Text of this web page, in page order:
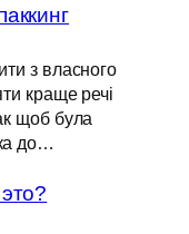
з власного
краще речі
щоб була
до…